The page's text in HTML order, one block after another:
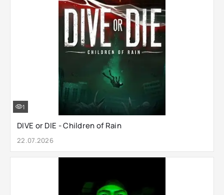
DIVE or DIE - Children of Rain
22.07.2026
1